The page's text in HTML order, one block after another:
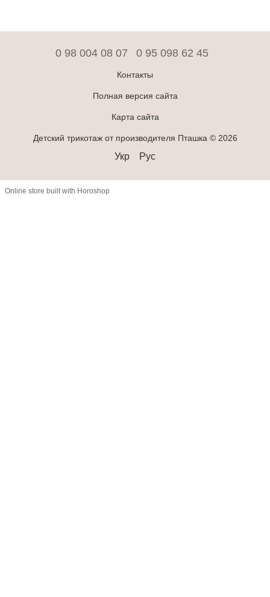
0 98 004 08 07 0 95 098 62 45
Контакты
Полная версия сайта
Карта сайта
Детский трикотаж от производителя Пташка © 2026
Укр Рус
Online store built with Horoshop